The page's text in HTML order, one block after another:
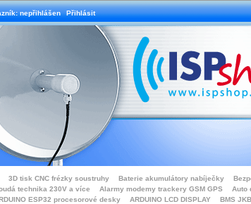
nepřihlášen Přihlásit
3D tisk CNC frézky soustruhy Baterie akumulátory nabíječky
technika 230V a více
Alarmy modemy trackery GSM GPS Auto
ESP32 procesorové desky
ARDUINO LCD DISPLAY BMS